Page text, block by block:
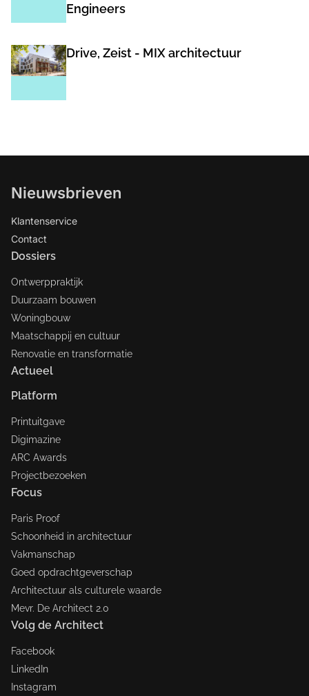
Engineers
Drive, Zeist - MIX architectuur
Nieuwsbrieven
Klantenservice
Contact
Dossiers
Ontwerppraktijk
Duurzaam bouwen
Woningbouw
Maatschappij en cultuur
Renovatie en transformatie
Actueel
Platform
Printuitgave
Digimazine
ARC Awards
Projectbezoeken
Focus
Paris Proof
Schoonheid in architectuur
Vakmanschap
Goed opdrachtgeverschap
Architectuur als culturele waarde
Mevr. De Architect 2.0
Volg de Architect
Facebook
LinkedIn
Instagram